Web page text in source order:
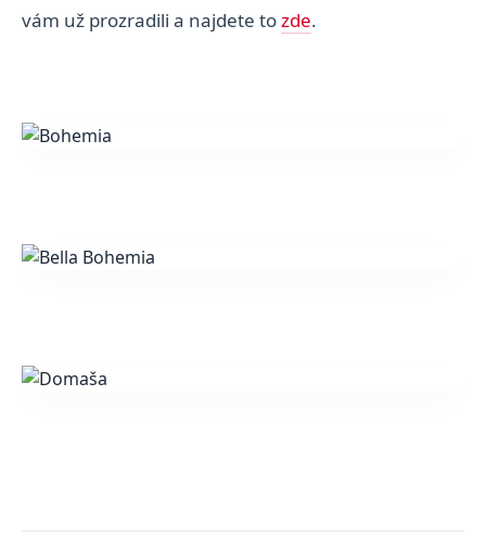
vám už prozradili a najdete to zde.